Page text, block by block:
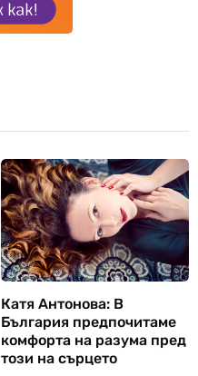
Катя Антонова: В
България предпочитаме
комфорта на разума пред
този на сърцето